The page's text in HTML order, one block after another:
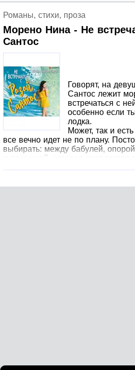
Романы, стихи, проза
Морено Нина - Не
Сантос
Говорят, на
Сантос лежит
встречаться с
особенно если
лодка.
Может, так и
все вечно идет не по плану.
выбирать: между бабулей,
художницей, которая появляется
котором она не может говорить.